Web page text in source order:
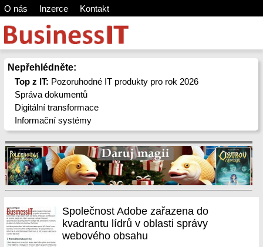
O nás Inzerce Kontakt
Nepřehlédněte:
Top z IT: Pozoruhodné IT produkty pro rok 2026
Správa dokumentů
Digitální transformace
Informační systémy
Společnost Adobe zařazena do
kvadrantu lídrů v oblasti správy
webového obsahu